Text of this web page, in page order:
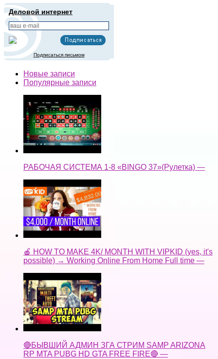
Деловой интернет
Подписаться письмом
Новые записи
Популярные записи
РАБОЧАЯ СИСТЕМА 1-8 «BINGO 37»(Рулетка) —
🍎 HOW TO MAKE 4K/ MONTH WITH VIPKID (yes, it's
possible) → Working Online From Home Full time —
🔴БЫВШИЙ АДМИН ЗГА СТРИМ SAMP ARIZONA
RP MTA PUBG HD GTA FREE FIRE🔴 —